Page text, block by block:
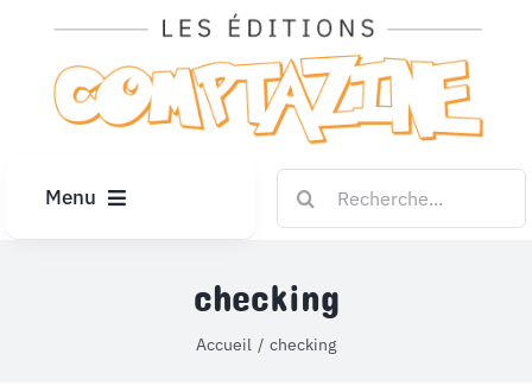
contenu
Menu
checking
Accueil checking